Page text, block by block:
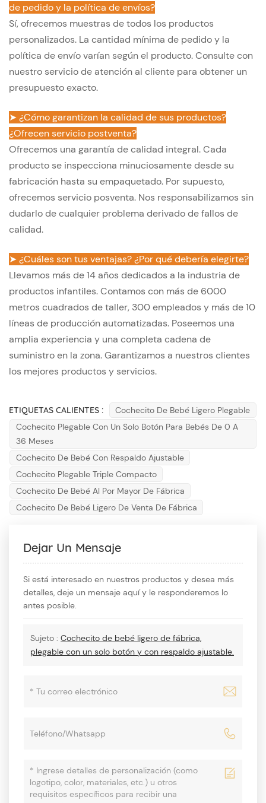
de pedido y la política de envíos?
Sí, ofrecemos muestras de todos los productos
personalizados. La cantidad mínima de pedido y la
política de envío varían según el producto. Consulte con
nuestro servicio de atención al cliente para obtener un
presupuesto exacto.
➤ ¿Cómo garantizan la calidad de sus productos?
¿Ofrecen servicio postventa?
Ofrecemos una garantía de calidad integral. Cada
producto se inspecciona minuciosamente desde su
fabricación hasta su empaquetado. Por supuesto,
ofrecemos servicio posventa. Nos responsabilizamos sin
dudarlo de cualquier problema derivado de fallos de
calidad.
➤ ¿Cuáles son tus ventajas? ¿Por qué debería elegirte?
Llevamos más de 14 años dedicados a la industria de
productos infantiles. Contamos con más de 6000
metros cuadrados de taller, 300 empleados y más de 10
líneas de producción automatizadas. Poseemos una
amplia experiencia y una completa cadena de
suministro en la zona. Garantizamos a nuestros clientes
los mejores productos y servicios.
ETIQUETAS CALIENTES :
Cochecito De Bebé Ligero Plegable
Cochecito Plegable Con Un Solo Botón Para Bebés De 0 A
36 Meses
Cochecito De Bebé Con Respaldo Ajustable
Cochecito Plegable Triple Compacto
Cochecito De Bebé Al Por Mayor De Fábrica
Cochecito De Bebé Ligero De Venta De Fábrica
Dejar Un Mensaje
Si está interesado en nuestros productos y desea más
detalles, deje un mensaje aquí y le responderemos lo
antes posible.
Sujeto : Cochecito de bebé ligero de fábrica,
plegable con un solo botón y con respaldo ajustable.